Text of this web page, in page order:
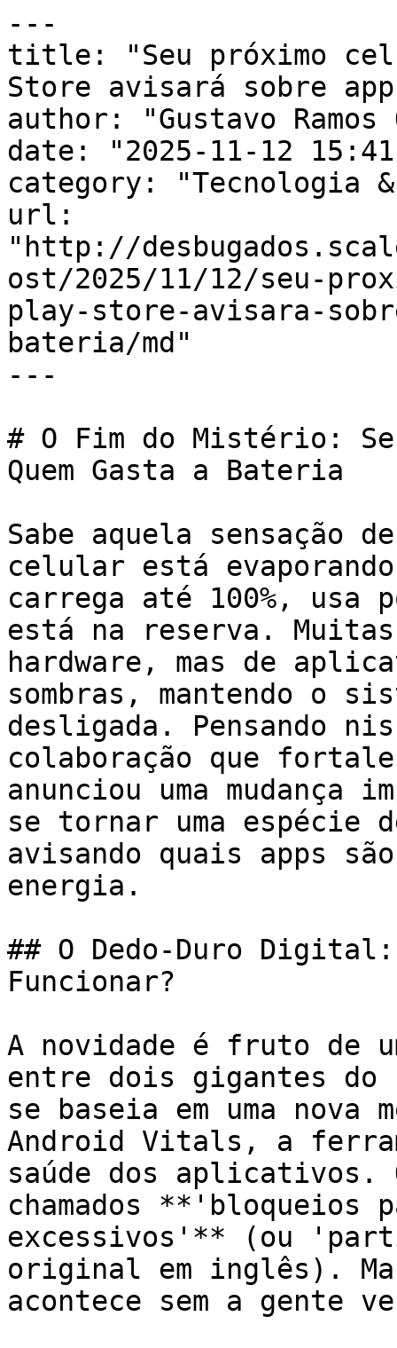
---
title: "Seu próximo
Store avisará sobre
author: "Gustavo
date: "2025-11-12
category: "Tecnologia
url:
"http://
ost/2025/11/12/seu-
play-store-avisara-
bateria/md"
---
# O Fim do Mistério:
Quem Gasta a Bateria
Sabe aquela sensação
celular está
carrega até 100%, usa
está na reserva.
hardware, mas de
sombras, mantendo o
desligada. Pensando
colaboração que
anunciou uma
se tornar uma espécie
avisando quais apps
energia.
## O Dedo-Duro
Funcionar?
A novidade é fruto de
entre dois gigantes do
se baseia em uma nova
Android Vitals, a
saúde dos
chamados **'bloqueios
excessivos'** (ou
original em inglês).
acontece sem a gente